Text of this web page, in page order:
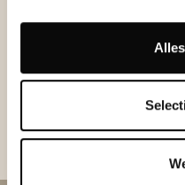
ST.
Uncover everything